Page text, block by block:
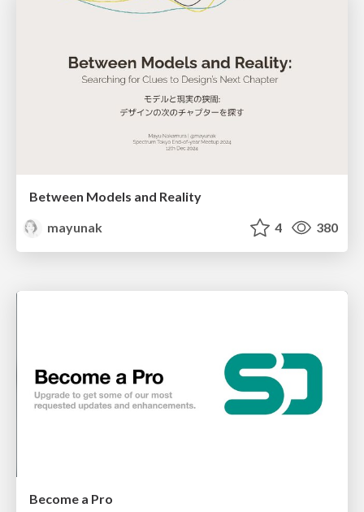
Between Models and Reality
mayunak
4 380
Become a Pro